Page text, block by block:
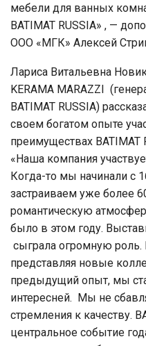
мебели для ванных
BATIMAT RUSSIA» , —
ООО «МГК» Алексей
Лариса Витальевна
KERAMA MARAZZI
BATIMAT RUSSIA)
своем богатом опыте
преимуществах BATIMAT
«Наша компания
Когда-то мы начинали с
застраиваем уже более
романтическую
было в этом году.
сыграла огромную
представляя новые
предыдущий опыт, мы
интересней. Мы не
стремления к качеству.
центральное событие